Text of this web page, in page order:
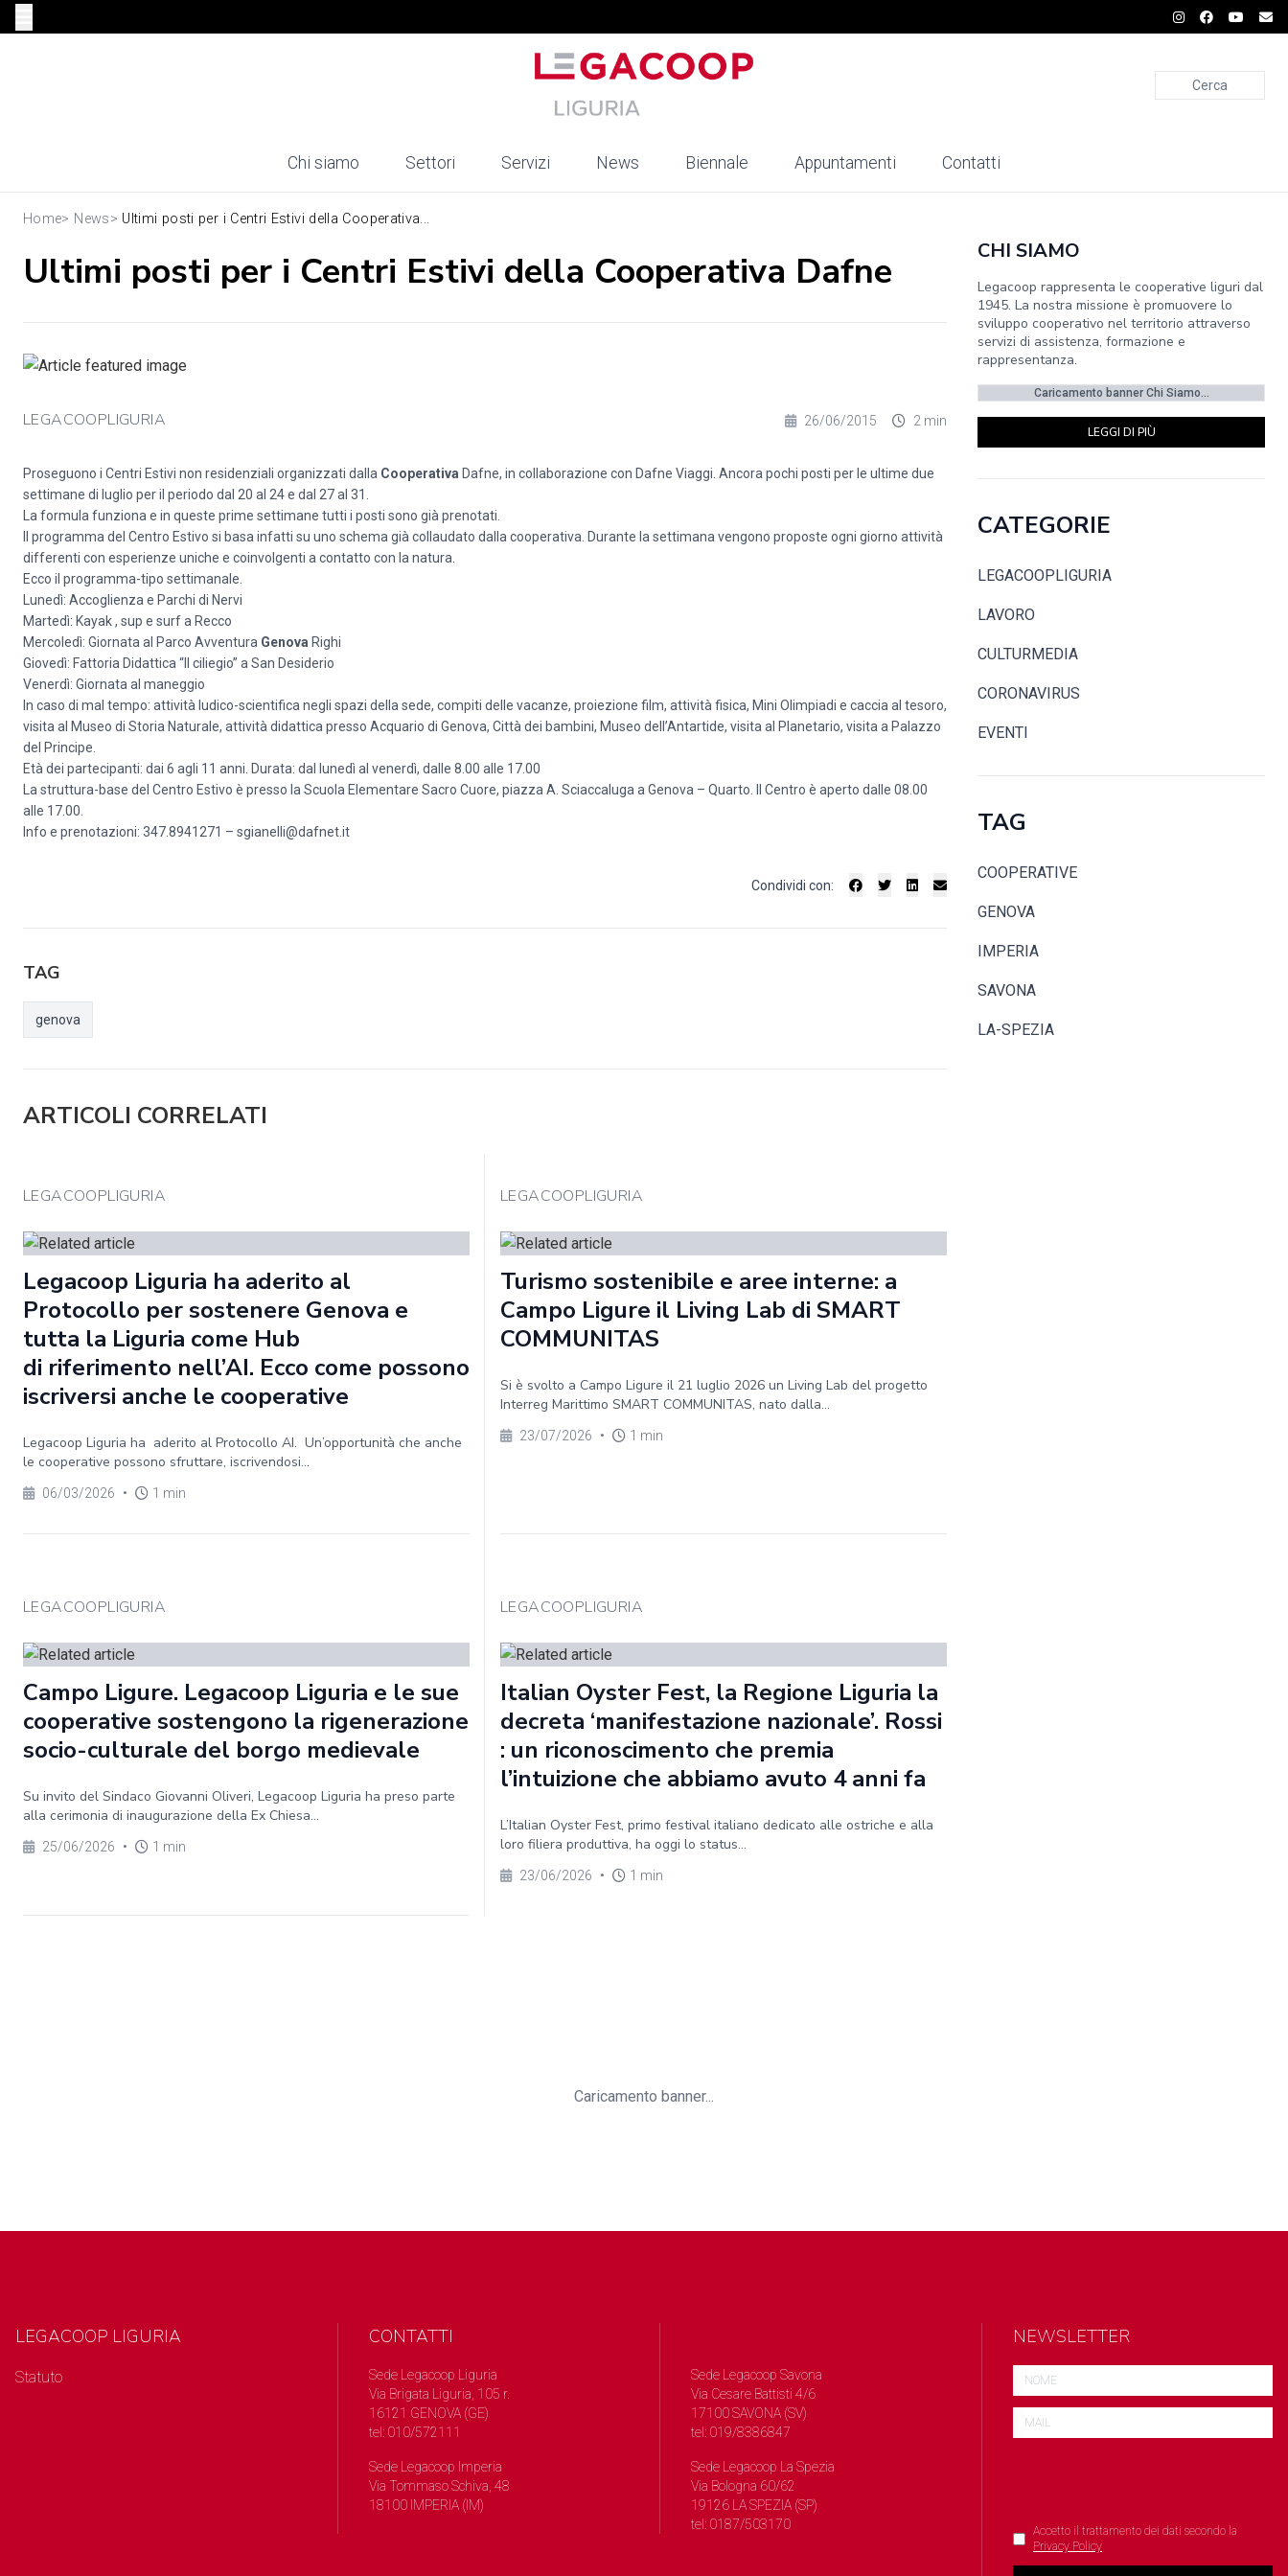
Cerca
Chi siamo Settori Servizi News Biennale Appuntamenti Contatti
Home> News> Ultimi posti per i Centri Estivi della Cooperativa...
Ultimi posti per i Centri Estivi della Cooperativa Dafne
LEGACOOPLIGURIA 26/06/2015 2 min
Proseguono i Centri Estivi non residenziali organizzati dalla Cooperativa Dafne, in collaborazione con Dafne Viaggi. Ancora pochi posti per le ultime due
settimane di luglio per il periodo dal 20 al 24 e dal 27 al 31.
La formula funziona e in queste prime settimane tutti i posti sono già prenotati.
Il programma del Centro Estivo si basa infatti su uno schema già collaudato dalla cooperativa. Durante la settimana vengono proposte ogni giorno attività
differenti con esperienze uniche e coinvolgenti a contatto con la natura.
Ecco il programma-tipo settimanale.
Lunedì: Accoglienza e Parchi di Nervi
Martedì: Kayak , sup e surf a Recco
Mercoledì: Giornata al Parco Avventura Genova Righi
Giovedì: Fattoria Didattica “Il ciliegio” a San Desiderio
Venerdì: Giornata al maneggio
In caso di mal tempo: attività ludico-scientifica negli spazi della sede, compiti delle vacanze, proiezione film, attività fisica, Mini Olimpiadi e caccia al tesoro,
visita al Museo di Storia Naturale, attività didattica presso Acquario di Genova, Città dei bambini, Museo dell’Antartide, visita al Planetario, visita a Palazzo
del Principe.
Età dei partecipanti: dai 6 agli 11 anni. Durata: dal lunedì al venerdì, dalle 8.00 alle 17.00
La struttura-base del Centro Estivo è presso la Scuola Elementare Sacro Cuore, piazza A. Sciaccaluga a Genova – Quarto. Il Centro è aperto dalle 08.00
alle 17.00.
Info e prenotazioni: 347.8941271 – sgianelli@dafnet.it
Condividi con:
TAG
genova
ARTICOLI CORRELATI
LEGACOOPLIGURIA
Legacoop Liguria ha aderito al
Protocollo per sostenere Genova e
tutta la Liguria come Hub
di riferimento nell’AI. Ecco come possono
iscriversi anche le cooperative
Legacoop Liguria ha aderito al Protocollo AI. Un’opportunità che anche
le cooperative possono sfruttare, iscrivendosi...
06/03/2026 • 1 min
LEGACOOPLIGURIA
Turismo sostenibile e aree interne: a
Campo Ligure il Living Lab di SMART
COMMUNITAS
Si è svolto a Campo Ligure il 21 luglio 2026 un Living Lab del progetto
Interreg Marittimo SMART COMMUNITAS, nato dalla...
23/07/2026 • 1 min
LEGACOOPLIGURIA
Campo Ligure. Legacoop Liguria e le sue
cooperative sostengono la rigenerazione
socio-culturale del borgo medievale
Su invito del Sindaco Giovanni Oliveri, Legacoop Liguria ha preso parte
alla cerimonia di inaugurazione della Ex Chiesa...
25/06/2026 • 1 min
LEGACOOPLIGURIA
Italian Oyster Fest, la Regione Liguria la
decreta ‘manifestazione nazionale’. Rossi
: un riconoscimento che premia
l’intuizione che abbiamo avuto 4 anni fa
L’Italian Oyster Fest, primo festival italiano dedicato alle ostriche e alla
loro filiera produttiva, ha oggi lo status...
23/06/2026 • 1 min
CHI SIAMO
Legacoop rappresenta le cooperative liguri dal
1945. La nostra missione è promuovere lo
sviluppo cooperativo nel territorio attraverso
servizi di assistenza, formazione e
rappresentanza.
Caricamento banner Chi Siamo...
LEGGI DI PIÙ
CATEGORIE
LEGACOOPLIGURIA
LAVORO
CULTURMEDIA
CORONAVIRUS
EVENTI
TAG
COOPERATIVE
GENOVA
IMPERIA
SAVONA
LA-SPEZIA
Caricamento banner...
LEGACOOP LIGURIA
Statuto
CONTATTI
Sede Legacoop Liguria
Via Brigata Liguria, 105 r.
16121 GENOVA (GE)
tel: 010/572111
Sede Legacoop Imperia
Via Tommaso Schiva, 48
18100 IMPERIA (IM)
Sede Legacoop Savona
Via Cesare Battisti 4/6
17100 SAVONA (SV)
tel: 019/8386847
Sede Legacoop La Spezia
Via Bologna 60/62
19126 LA SPEZIA (SP)
tel: 0187/503170
NEWSLETTER
Accetto il trattamento dei dati secondo la
Privacy Policy